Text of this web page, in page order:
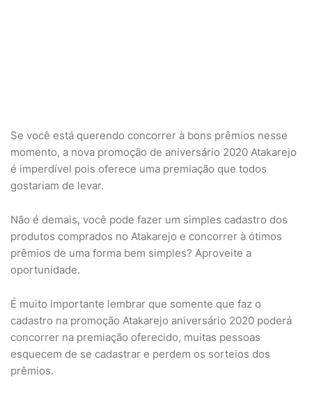
Se você está querendo concorrer à bons prêmios nesse
momento, a nova promoção de aniversário 2020 Atakarejo
é imperdível pois oferece uma premiação que todos
gostariam de levar.
Não é demais, você pode fazer um simples cadastro dos
produtos comprados no Atakarejo e concorrer à ótimos
prêmios de uma forma bem simples? Aproveite a
oportunidade.
É muito importante lembrar que somente que faz o
cadastro na promoção Atakarejo aniversário 2020 poderá
concorrer na premiação oferecido, muitas pessoas
esquecem de se cadastrar e perdem os sorteios dos
prêmios.